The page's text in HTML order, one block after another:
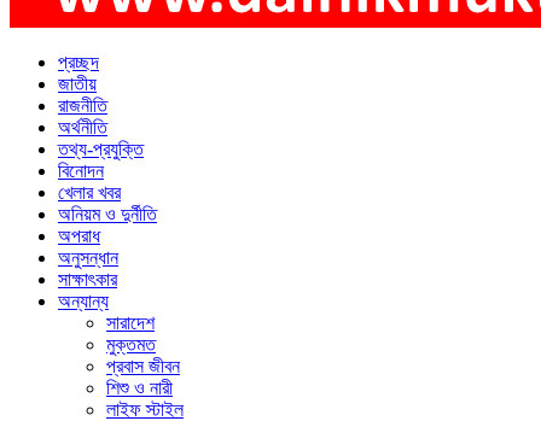
প্রচ্ছদ
জাতীয়
রাজনীতি
অর্থনীতি
তথ্য-প্রযুক্তি
বিনোদন
খেলার খবর
অনিয়ম ও দুর্নীতি
অপরাধ
অনুসন্ধান
সাক্ষাৎকার
অন্যান্য
সারাদেশ
মুক্তমত
প্রবাস জীবন
শিশু ও নারী
লাইফ স্টাইল